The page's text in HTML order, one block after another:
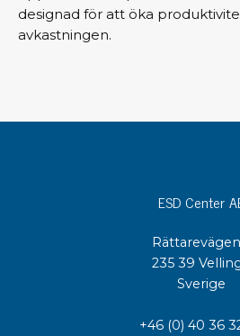
designad för att öka
avkastningen.
ESD Center
235 39
Sverige
+46 (0) 40 36